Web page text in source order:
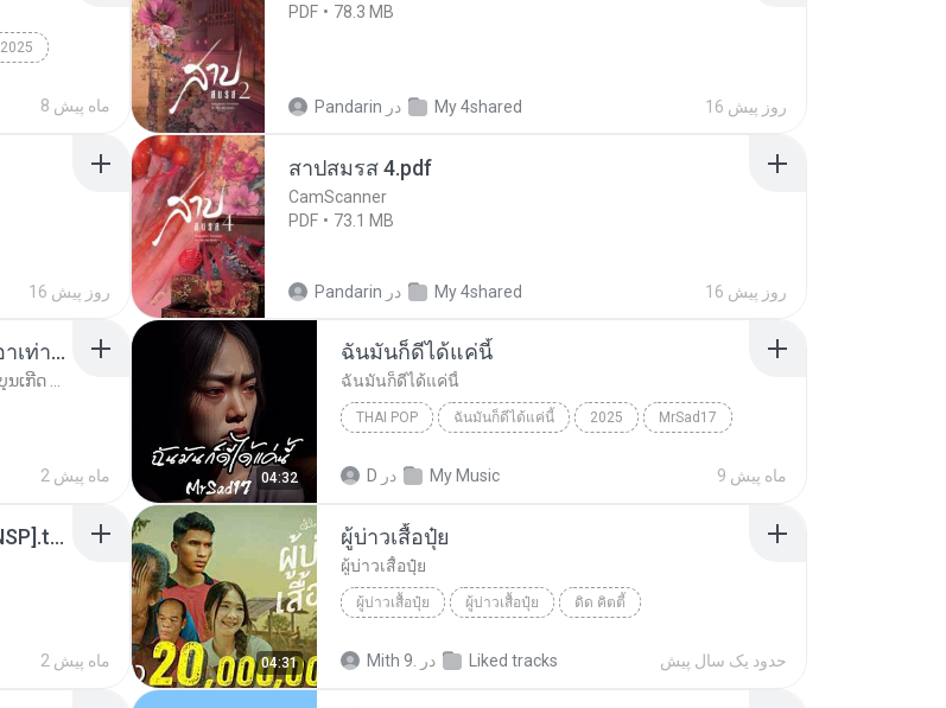
2025
8 ماه پیش
PDF 78.3 MB
Pandarin در My 4shared 16 روز پیش
16 روز پیش
สาปสมรส 4.pdf
CamScanner
PDF
73.1 MB
Pandarin در My 4shared 16 روز پیش
ເຊົາຮ້ອງເຖົ້າຊິເອົາທໍ່ໃດ (เซาฮ้องเถ้าสิเอาเท่าใด) ບຸນເກີດ ຫນູຫ່ວງ ft. ໂສພາ ຈຸນທະລາ
2 ماه پیش 04:32
ฉันมันก็ดีได้แค่นี้
ฉันมันก็ดีได้แค่นี้
THAI POP ฉันมันก็ดีได้แค่นี้ 2025 MrSad17
D در My Music 9 ماه پیش
Tomodachi Life Living the Dream [NSP].torrent
2 ماه پیش 04:31
ผู้บ่าวเสื้อปุ๋ย
ผู้บ่าวเสื้อปุ๋ย
ผู้บ่าวเสื้อปุ๋ย ผู้บ่าวเสื้อปุ๋ย ดิด คิตตี้
Mith 9. در Liked tracks حدود یک سال پیش